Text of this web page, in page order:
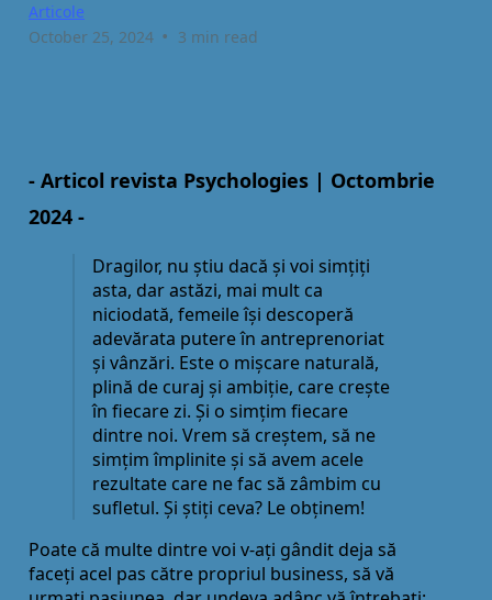
Articole
October 25, 2024 • 3 min read
- Articol revista Psychologies | Octombrie
2024 -
Dragilor, nu știu dacă și voi simţiţi
asta, dar astăzi, mai mult ca
niciodată, femeile își descoperă
adevărata putere în antreprenoriat
și vânzări. Este o mișcare naturală,
plină de curaj și ambiţie, care crește
în fiecare zi. Și o simţim fiecare
dintre noi. Vrem să creștem, să ne
simţim împlinite și să avem acele
rezultate care ne fac să zâmbim cu
sufletul. Și știţi ceva? Le obţinem!
Poate că multe dintre voi v-aţi gândit deja să
faceţi acel pas către propriul business, să vă